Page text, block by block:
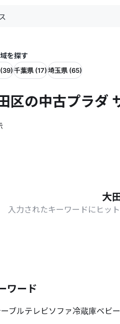
を探す
千葉県 (17)埼玉県 (65)
区の中古プラダ
大
入力されたキーワードにヒッ
ワード
ブルテレビソファ冷蔵庫ベビ